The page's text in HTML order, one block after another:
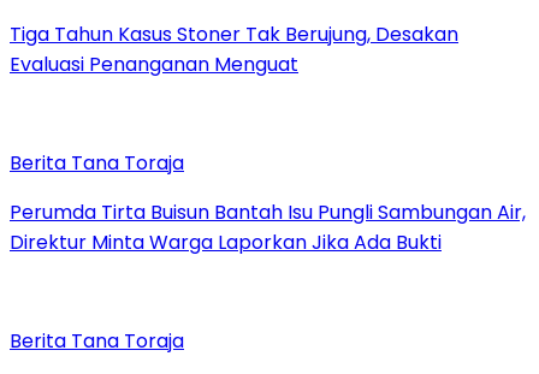
Tiga Tahun Kasus Stoner Tak Berujung, Desakan
Evaluasi Penanganan Menguat
Berita Tana Toraja
Perumda Tirta Buisun Bantah Isu Pungli Sambungan Air,
Direktur Minta Warga Laporkan Jika Ada Bukti
Berita Tana Toraja